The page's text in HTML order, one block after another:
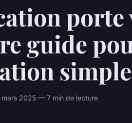
porte
guide
2025 — 7 min de lecture